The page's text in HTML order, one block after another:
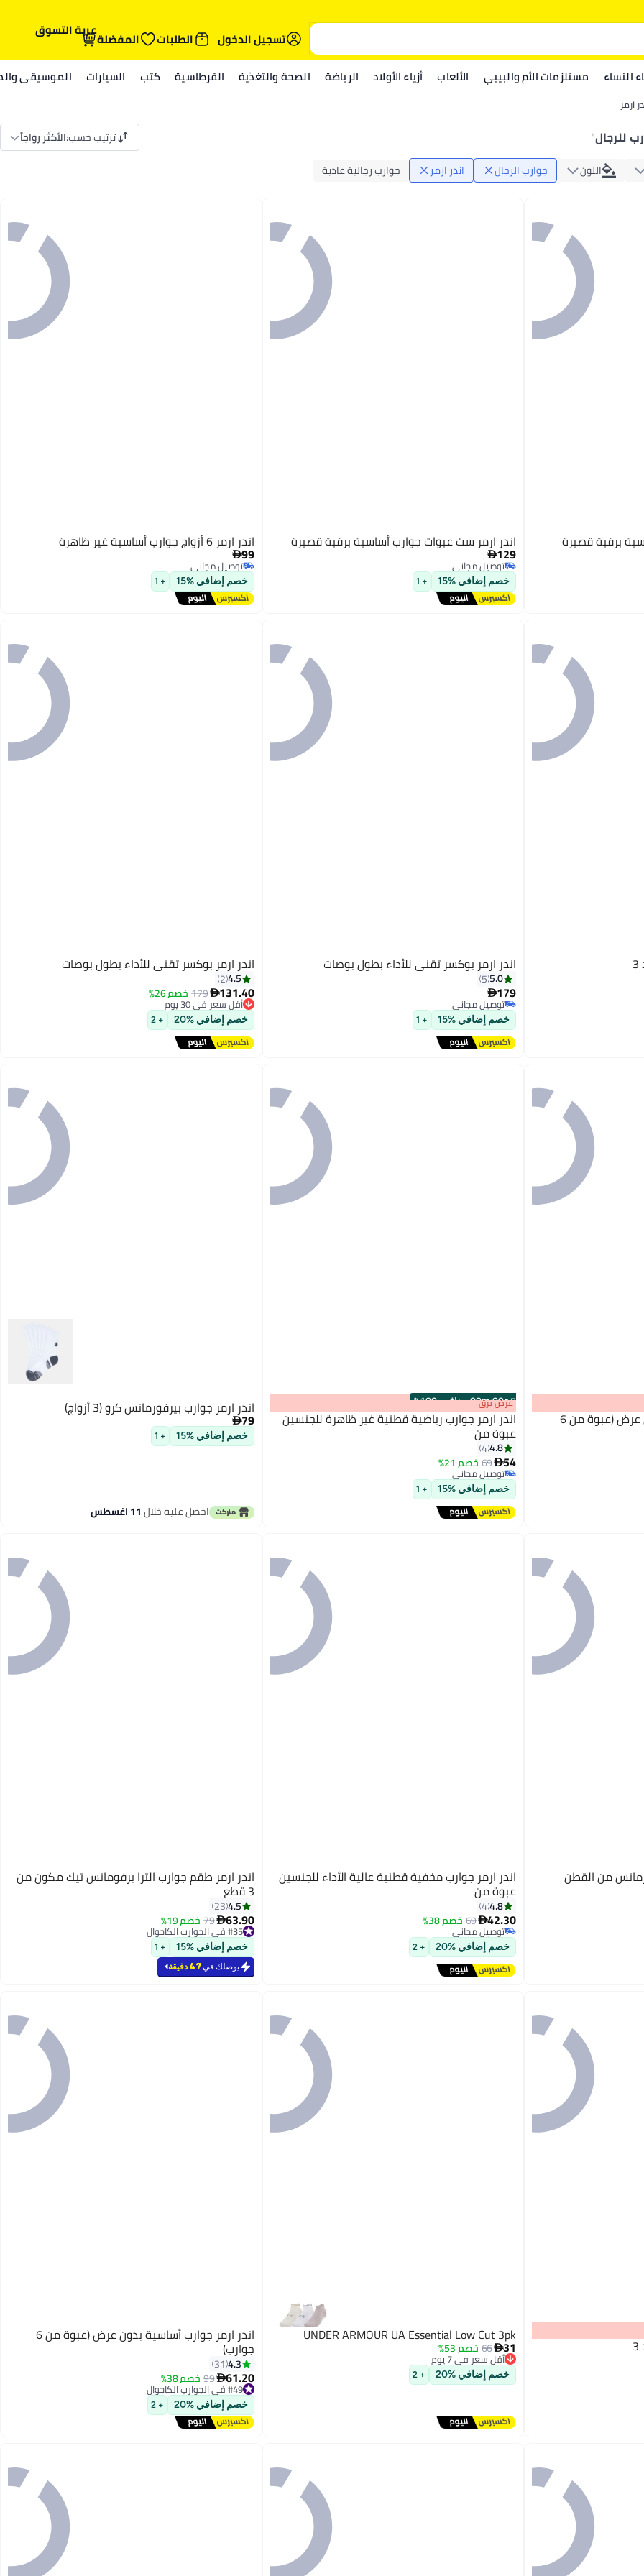
تسجيل الدخول
الطلبات المفضلةعربة التسوق
النساء مستلزمات الأم والبيبي الألعاب أزياء الأولاد الرياضة الصحة والتغذية القرطاسية كتب السيارات الموسيقى
ارمر
للرجال" ترتيب حسب:الأكثر رواجاً
اللون جوارب الرجال اندر ارمر جوارب رجالية عادية
اندر ارمر ست عبوات جوارب أساسية برقبة قصيرة
129
توصيل مجاني
توصيل مجاني
خصم إضافي %15 + 1
اندر ارمر 6 أزواج جوارب أساسية غير ظاهرة
99
توصيل مجاني
توصيل مجاني
خصم إضافي %15 + 1
اندر ارمر بوكسر تقني للأداء بطول بوصات
5.0
5
179
توصيل مجاني
توصيل مجاني
خصم إضافي %15 + 1
اندر ارمر بوكسر تقني للأداء بطول بوصات
4.5
2
131.40
179خصم 26%
أقل سعر في 30 يوم
توصيل مجاني
أقل سعر في 30 يوم
خصم إضافي %20 + 2
اندر ارمر جوارب أساسية بدون عرض (عبوة من 6
00m:00s
·باقي 100% عرض برق
اندر ارمر جوارب رياضية قطنية غير ظاهرة للجنسين
عبوة من
4.8
4
54
69خصم 21%
توصيل مجاني
توصيل مجاني
خصم إضافي %15 + 1
اندر ارمر جوارب بيرفورمانس كرو (3 أزواج)
79
خصم إضافي %15 + 1
احصل عليه خلال11 اغسطس
من القطن اندر ارمر جوارب مخفية قطنية عالية الأداء للجنسين
عبوة من
4.8
4
42.30
69خصم 38%
توصيل مجاني
توصيل مجاني
خصم إضافي %20 + 2
اندر ارمر طقم جوارب الترا برفومانس تيك مكون من
3 قطع
4.5
23
63.90
79خصم 19%
#35 في الجوارب الكاجوال
#35 في الجوارب الكاجوال
خصم إضافي %15 + 1
يوصلك في47 دقيقة
UNDER ARMOUR UA Essential Low Cut 3pk
31
66خصم 53%
أقل سعر في 7 يوم
توصيل مجاني
أقل سعر في 7 يوم
خصم إضافي %20 + 2
اندر ارمر جوارب أساسية بدون عرض (عبوة من 6
جوارب)
4.3
31
61.20
99خصم 38%
#49 في الجوارب الكاجوال
توصيل مجاني
#49 في الجوارب الكاجوال
خصم إضافي %20 + 2